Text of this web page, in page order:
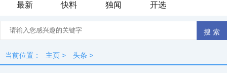
最新
快料 独闻 开选
当前位置： 主页 > 头条 >